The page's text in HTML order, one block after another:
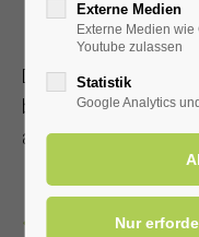
Die Therapieabteilung
breites Spektrum an
auf Ihre Bedürfnisse
eine Kur
Externe Medien
Externe Medien
Youtube zulassen
Statistik
Google Analytics